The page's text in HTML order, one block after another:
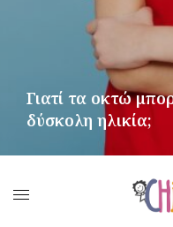
Γιατί τα οκτώ
δύσκολη ηλικία;